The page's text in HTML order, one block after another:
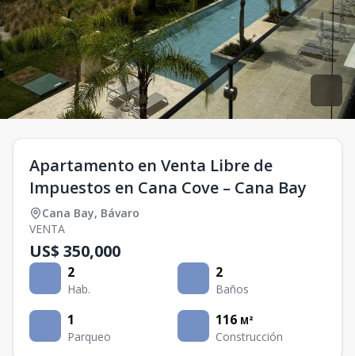
Apartamento en Venta Libre de
Impuestos en Cana Cove – Cana Bay
Cana Bay, Bávaro
VENTA
US$ 350,000
2
Hab.
2
Baños
1
Parqueo
116 M²
Construcción